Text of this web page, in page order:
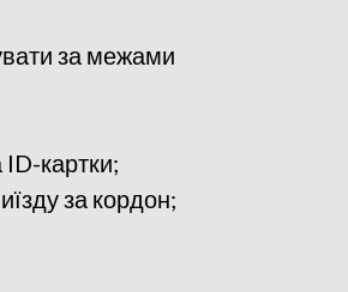
за межами
картки;
за кордон;